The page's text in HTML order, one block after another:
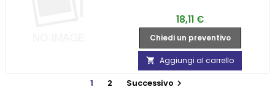
Prezzo
18,11 €
Chiedi un preventivo
 Aggiungi al carrello
1 2 Successivo 